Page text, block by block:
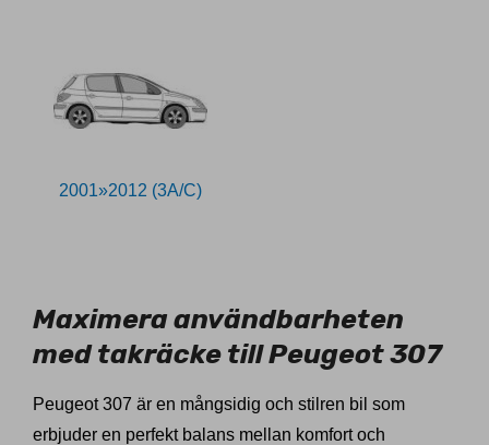
2001»2012 (3A/C)
Maximera användbarheten
med takräcke till Peugeot 307
Peugeot 307 är en mångsidig och stilren bil som
erbjuder en perfekt balans mellan komfort och